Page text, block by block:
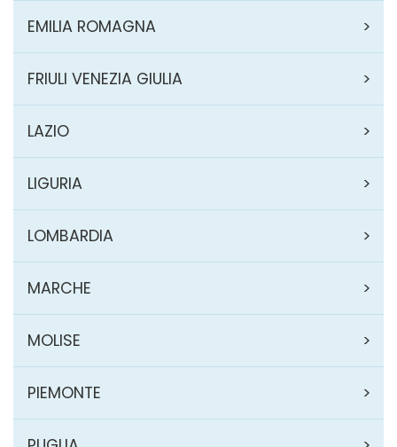
EMILIA ROMAGNA
FRIULI VENEZIA GIULIA
LAZIO
LIGURIA
LOMBARDIA
MARCHE
MOLISE
PIEMONTE